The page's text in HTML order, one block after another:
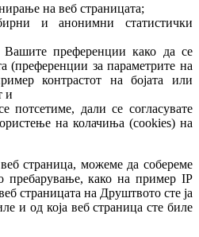
на веб страницата;
и анонимни статистички
преференции како да се
(преференции за параметрите на
контрастот на бојата или
и
потсетиме, дали се согласувате
на колачиња (cookies) на
страница, можеме да собереме
пребарување, како на пример IP
страницата на Друштвото сте ја
и од која веб страница сте биле